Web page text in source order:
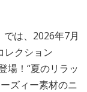
は、2026年7月
レクション
場！“夏のリラッ
ズィー素材のニ